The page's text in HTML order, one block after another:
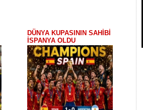
DÜNYA KUPASININ SAHİBİ
İSPANYA OLDU